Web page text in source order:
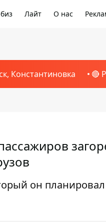
Лайт О нас
Константиновка 🔴
он